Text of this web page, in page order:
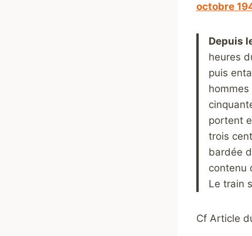
octobre
Depuis
heures
puis
portent
trois
bardée
contenu
Le train
Cf Article